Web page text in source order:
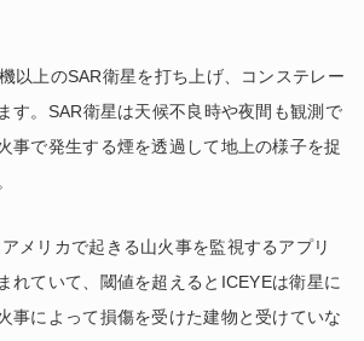
以上のSAR衛星を打ち上げ、コンステレー
す。SAR衛星は天候不良時や夜間も観測で
事で発生する煙を透過して地上の様子を捉
メリカで起きる山火事を監視するアプリ
れていて、閾値を超えるとICEYEは衛星に
事によって損傷を受けた建物と受けていな